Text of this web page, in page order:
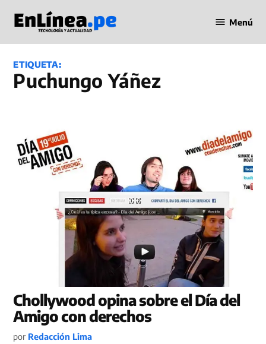
contenido
en Línea
Menú
ETIQUETA:
Puchungo Yáñez
Chollywood opina sobre el Día del
Amigo con derechos
por Redacción Lima